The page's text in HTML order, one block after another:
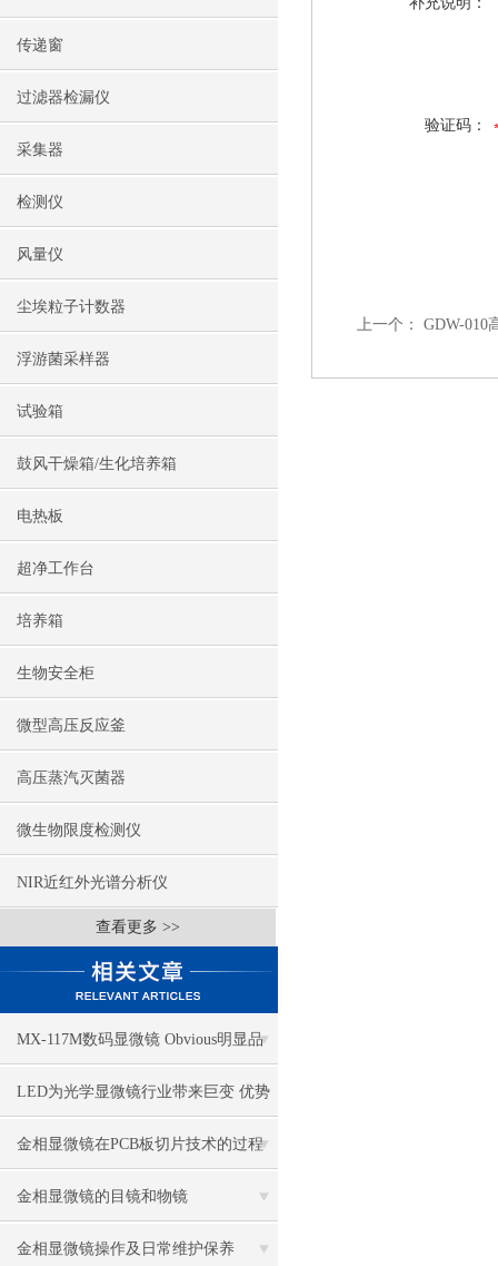
传递窗
过滤器检漏仪
采集器
检测仪
风量仪
尘埃粒子计数器
浮游菌采样器
试验箱
鼓风干燥箱/生化培养箱
电热板
超净工作台
培养箱
生物安全柜
微型高压反应釜
高压蒸汽灭菌器
微生物限度检测仪
NIR近红外光谱分析仪
查看更多 >>
MX-117M数码显微镜 Obvious明显品
牌值得推荐
LED为光学显微镜行业带来巨变 优势
比传统卤素更明显
金相显微镜在PCB板切片技术的过程
控制中的作用
金相显微镜的目镜和物镜
金相显微镜操作及日常维护保养
验证码：
上一个： GDW-010